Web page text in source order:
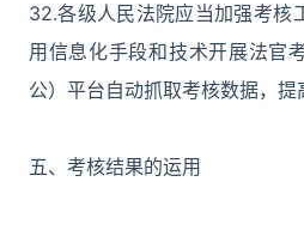
32.各级人民法院应当加强考核
用信息化手段和技术开展法官
公）平台自动抓取考核数据，提
五、考核结果的运用